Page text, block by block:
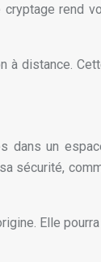
rend
distance.
un
sécurité,
Elle